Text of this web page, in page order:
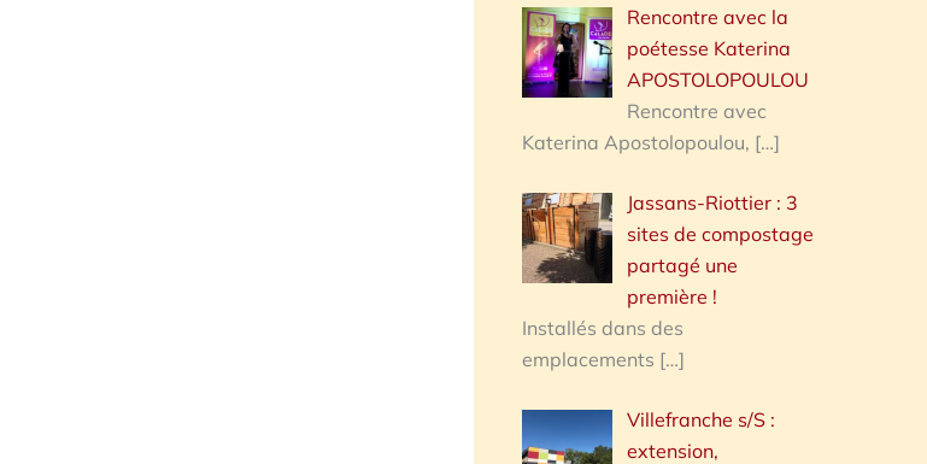
Rencontre avec la
poétesse Katerina
APOSTOLOPOULOU
Rencontre avec
Katerina Apostolopoulou, […]
Jassans-Riottier : 3
sites de compostage
partagé une
première !
Installés dans des
emplacements […]
Villefranche s/S :
extension,